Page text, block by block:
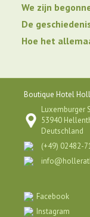
We zijn
De
Hoe het
Boutique Hotel
Luxemburger
53940
Deutschland
(+49) 02482-
Facebook
Instagram